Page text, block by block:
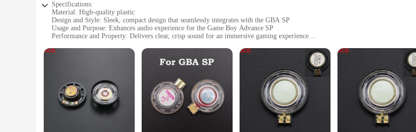
Specifications:
Material: High-quality plastic
Design and Style: Sleek, compact design that seamlessly integrates with the GBA SP
Usage and Purpose: Enhances audio experience for the Game Boy Advance SP
Performance and Property: Delivers clear, crisp sound for an immersive gaming experience
Applicable People: Ideal for retro gaming enthusiasts and collectors
Step into the world of retro gaming with the gba sp speaker set, designed to elevate your audio experience for the Game Boy
aesthetically pleasing but also engineered to withstand the rigors of frequent use. The compact design ensures that the
adding bulk. Whether you're playing your favorite classic games or enjoying the latest audiobooks, the gba sp speaker set
action.